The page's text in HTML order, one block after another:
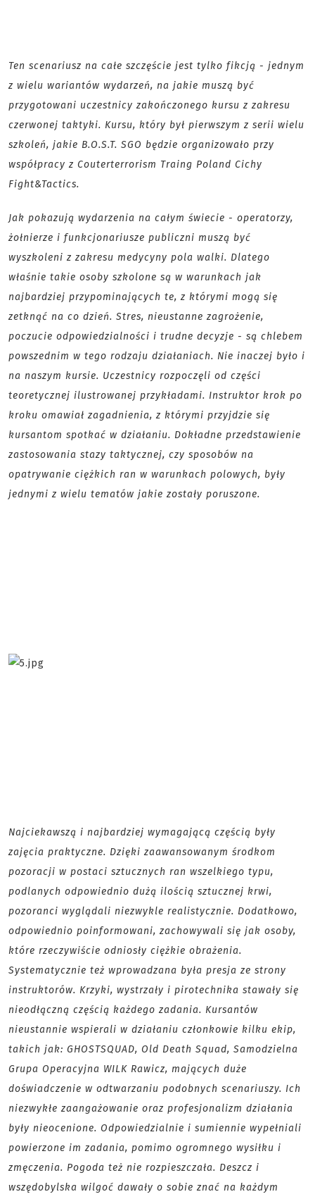
Ten scenariusz na całe szczęście jest tylko fikcją - jednym
z wielu wariantów wydarzeń, na jakie muszą być
przygotowani uczestnicy zakończonego kursu z zakresu
czerwonej taktyki. Kursu, który był pierwszym z serii wielu
szkoleń, jakie B.O.S.T. SGO będzie organizowało przy
współpracy z Couterterrorism Traing Poland Cichy
Fight&Tactics.
Jak pokazują wydarzenia na całym świecie - operatorzy,
żołnierze i funkcjonariusze publiczni muszą być
wyszkoleni z zakresu medycyny pola walki. Dlatego
właśnie takie osoby szkolone są w warunkach jak
najbardziej przypominających te, z którymi mogą się
zetknąć na co dzień. Stres, nieustanne zagrożenie,
poczucie odpowiedzialności i trudne decyzje - są chlebem
powszednim w tego rodzaju działaniach. Nie inaczej było i
na naszym kursie. Uczestnicy rozpoczęli od części
teoretycznej ilustrowanej przykładami. Instruktor krok po
kroku omawiał zagadnienia, z którymi przyjdzie się
kursantom spotkać w działaniu. Dokładne przedstawienie
zastosowania stazy taktycznej, czy sposobów na
opatrywanie ciężkich ran w warunkach polowych, były
jednymi z wielu tematów jakie zostały poruszone.
Najciekawszą i najbardziej wymagającą częścią były
zajęcia praktyczne. Dzięki zaawansowanym środkom
pozoracji w postaci sztucznych ran wszelkiego typu,
podlanych odpowiednio dużą ilością sztucznej krwi,
pozoranci wyglądali niezwykle realistycznie. Dodatkowo,
odpowiednio poinformowani, zachowywali się jak osoby,
które rzeczywiście odniosły ciężkie obrażenia.
Systematycznie też wprowadzana była presja ze strony
instruktorów. Krzyki, wystrzały i pirotechnika stawały się
nieodłączną częścią każdego zadania. Kursantów
nieustannie wspierali w działaniu członkowie kilku ekip,
takich jak: GHOSTSQUAD, Old Death Squad, Samodzielna
Grupa Operacyjna WILK Rawicz, mających duże
doświadczenie w odtwarzaniu podobnych scenariuszy. Ich
niezwykłe zaangażowanie oraz profesjonalizm działania
były nieocenione. Odpowiedzialnie i sumiennie wypełniali
powierzone im zadania, pomimo ogromnego wysiłku i
zmęczenia. Pogoda też nie rozpieszczała. Deszcz i
wszędobylska wilgoć dawały o sobie znać na każdym